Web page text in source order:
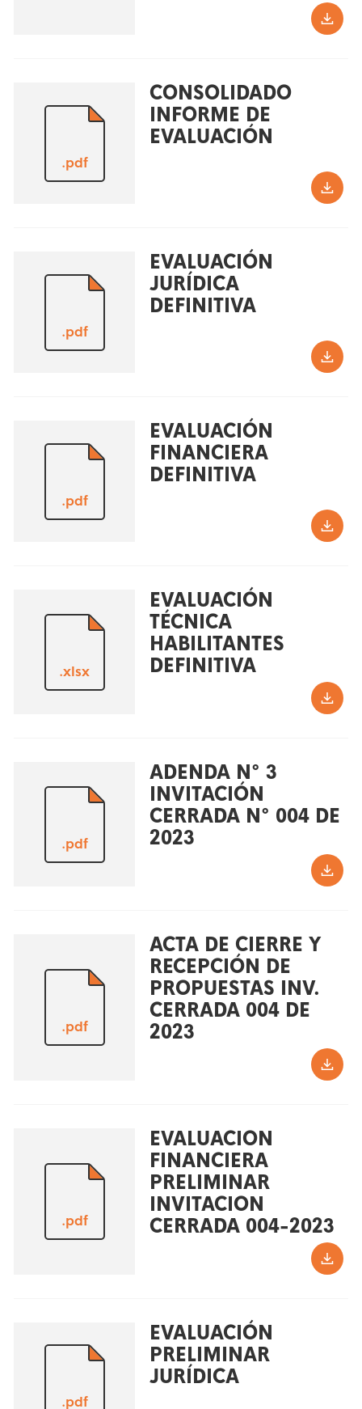
.pdf
CONSOLIDADO
INFORME DE
EVALUACIÓN
.pdf
EVALUACIÓN
JURÍDICA
DEFINITIVA
.pdf
EVALUACIÓN
FINANCIERA
DEFINITIVA
.xlsx
EVALUACIÓN
TÉCNICA
HABILITANTES
DEFINITIVA
.pdf
ADENDA N° 3
INVITACIÓN
CERRADA N° 004 DE
2023
.pdf
ACTA DE CIERRE Y
RECEPCIÓN DE
PROPUESTAS INV.
CERRADA 004 DE
2023
.pdf
EVALUACION
FINANCIERA
PRELIMINAR
INVITACION
CERRADA 004-2023
.pdf
EVALUACIÓN
PRELIMINAR
JURÍDICA